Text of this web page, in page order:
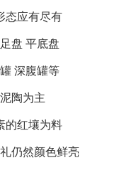
应有尽有
盘 平底盘
深腹罐等
陶为主
红壤为料
仍然颜色鲜亮